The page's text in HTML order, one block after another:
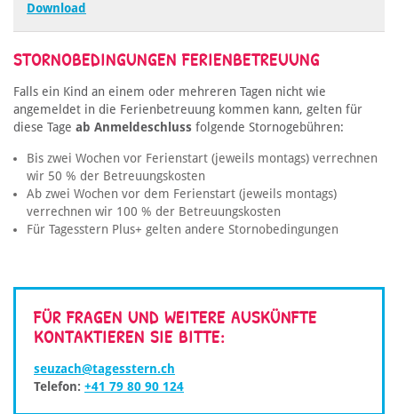
Download
STORNOBEDINGUNGEN FERIENBETREUUNG
Falls ein Kind an einem oder mehreren Tagen nicht wie
angemeldet in die Ferienbetreuung kommen kann, gelten für
diese Tage ab Anmeldeschluss folgende Stornogebühren:
Bis zwei Wochen vor Ferienstart (jeweils montags) verrechnen
wir 50 % der Betreuungskosten
Ab zwei Wochen vor dem Ferienstart (jeweils montags)
verrechnen wir 100 % der Betreuungskosten
Für Tagesstern Plus+ gelten andere Stornobedingungen
FÜR FRAGEN UND WEITERE AUSKÜNFTE
KONTAKTIEREN SIE BITTE:
seuzach@tagesstern.ch
Telefon: +41 79 80 90 124